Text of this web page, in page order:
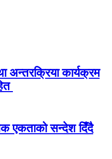
अन्तरक्रिया कार्यक्रम
एकताको सन्देश दिँदै